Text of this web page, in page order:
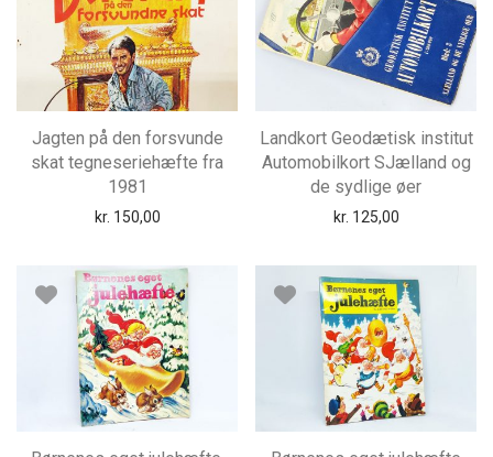
Jagten på den forsvunde
skat tegneseriehæfte fra
1981
kr. 150,00
Landkort Geodætisk institut
Automobilkort SJælland og
de sydlige øer
kr. 125,00